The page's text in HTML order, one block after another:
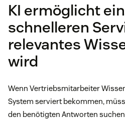
KI ermöglicht
schnelleren
relevantes
wird
Wenn Vertriebsmitarbeiter
System serviert bekommen,
den benötigten Antworten